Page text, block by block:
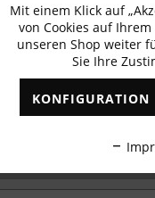
✓ Exklusive
Funktionale
Marketing
Tracking
Personalisierung
Mit einem Klick auf
von Cookies auf
unseren Shop weiter
Sie Ihre
KONFIGURATION